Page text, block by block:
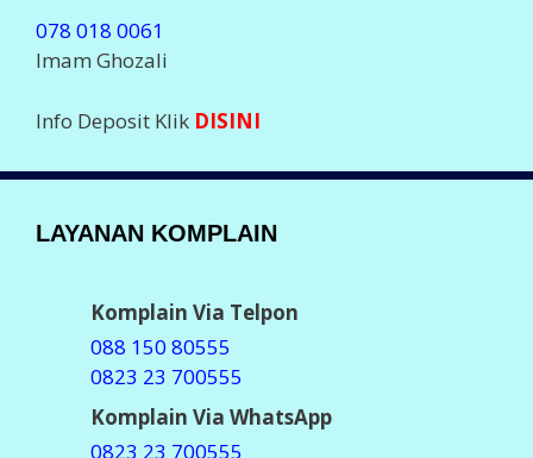
078 018 0061
Imam Ghozali
Info Deposit Klik DISINI
LAYANAN KOMPLAIN
Komplain Via Telpon
088 150 80555
0823 23 700555
Komplain Via WhatsApp
0823 23 700555